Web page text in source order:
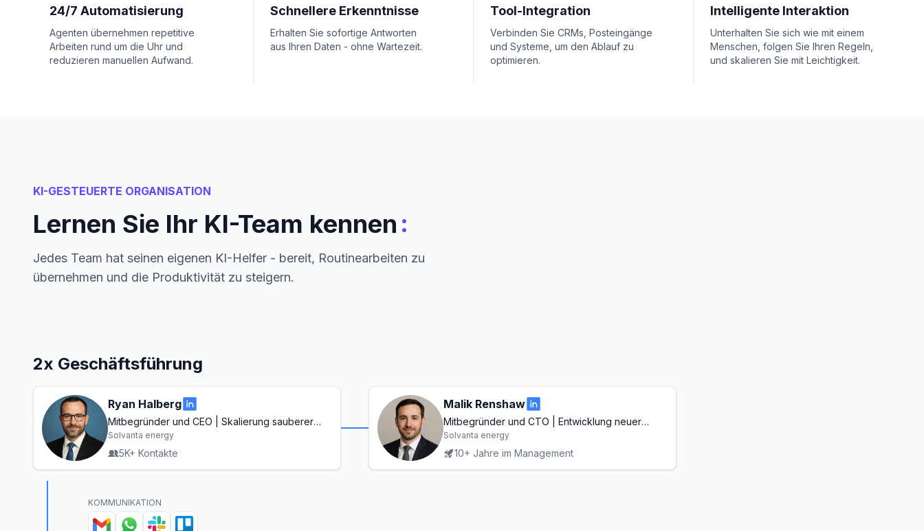
24/7 Automatisierung
Agenten übernehmen repetitive
Arbeiten rund um die Uhr und
reduzieren manuellen Aufwand.
Schnellere Erkenntnisse
Erhalten Sie sofortige Antworten
aus Ihren Daten - ohne Wartezeit.
Tool-Integration
Verbinden Sie CRMs, Posteingänge
und Systeme, um den Ablauf zu
optimieren.
Intelligente Interaktion
Unterhalten Sie sich wie mit einem
Menschen, folgen Sie Ihren Regeln,
und skalieren Sie mit Leichtigkeit.
KI-GESTEUERTE ORGANISATION
Lernen Sie Ihr KI-Team kennen :
Jedes Team hat seinen eigenen KI-Helfer - bereit, Routinearbeiten zu
übernehmen und die Produktivität zu steigern.
2x Geschäftsführung
Ryan Halberg
Mitbegründer und CEO | Skalierung sauberer
Energie für eine nachhaltige Zukunft
Solvanta energy
5K+ Kontakte
Malik Renshaw
Mitbegründer und CTO | Entwicklung neuer
Tools für die Zusammenarbeit auf Distanz
Solvanta energy
10+ Jahre im Management
KOMMUNIKATION